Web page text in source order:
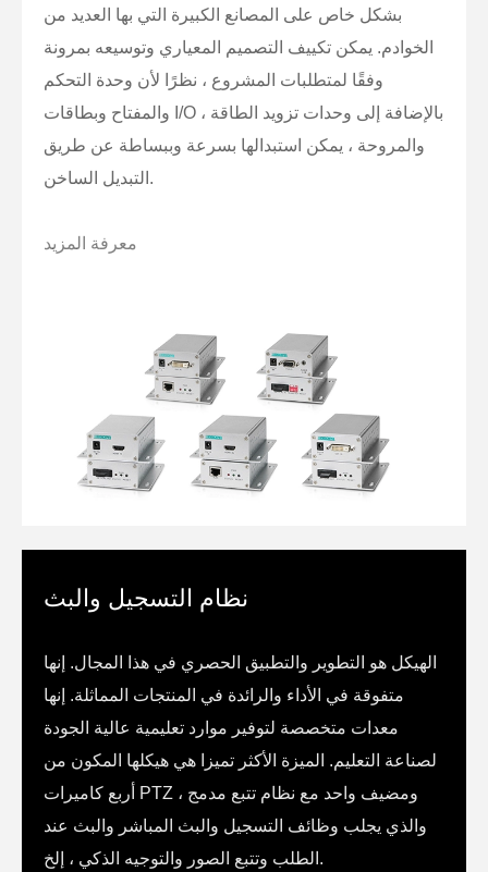
بشكل خاص على المصانع الكبيرة التي بها العديد من
الخوادم. يمكن تكييف التصميم المعياري وتوسيعه بمرونة
وفقًا لمتطلبات المشروع ، نظرًا لأن وحدة التحكم
والمفتاح وبطاقات I/O ، بالإضافة إلى وحدات تزويد الطاقة
والمروحة ، يمكن استبدالها بسرعة وببساطة عن طريق
التبديل الساخن.
معرفة المزيد
نظام التسجيل والبث
الهيكل هو التطوير والتطبيق الحصري في هذا المجال. إنها
متفوقة في الأداء والرائدة في المنتجات المماثلة. إنها
معدات متخصصة لتوفير موارد تعليمية عالية الجودة
لصناعة التعليم. الميزة الأكثر تميزا هي هيكلها المكون من
أربع كاميرات PTZ ومضيف واحد مع نظام تتبع مدمج ،
والذي يجلب وظائف التسجيل والبث المباشر والبث عند
الطلب وتتبع الصور والتوجيه الذكي ، إلخ.